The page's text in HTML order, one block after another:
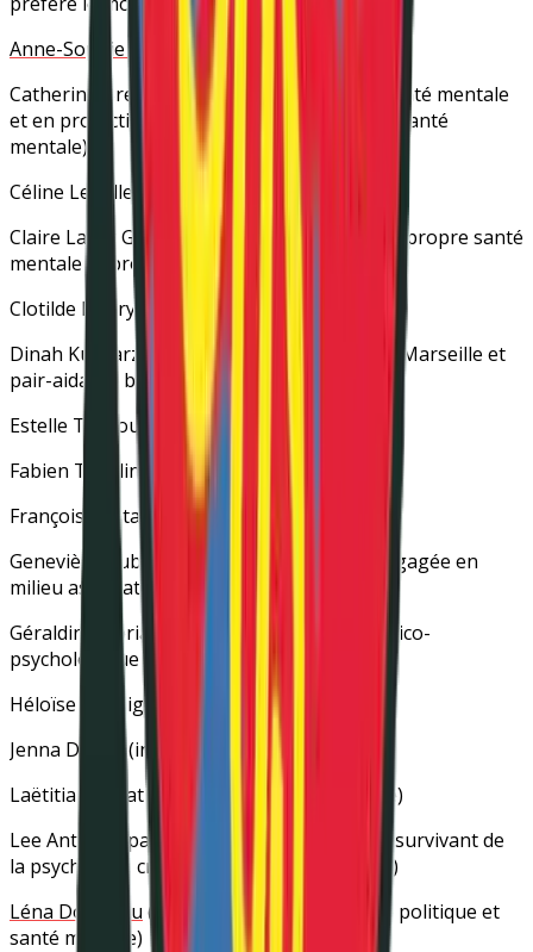
Anne-Sophie Landou
(créative)
Catherine Brettes
(coach, pair-aidante en santé mentale
et en protection de l’enfance, secouriste en santé
mentale)
Céline Letailleur
(folle douce et furieuse)
Claire Labat Garriaux
(challengeuse pour sa propre santé
mentale et proche aidante)
Clotilde Henry (survivante de la psychiatrie)
Dinah Kucharzewski
(étudiante au
à Marseille et
pair-aidante bénévole chez
ESPER PRO
Estelle Treboux
(alliée de la cause)
Fabien Turblin (animateur de GEM)
François Testa (éducateur spécialisé)
Geneviève Auboiroux
(proche aidante et engagée en
milieu associatif)
Géraldine Doriath
(infirmière en centre médico-
psychologique à Paris)
Héloïse Koenig(autrice du livre
Jenna Deguy (infirmière diplômée d’État)
Laëtitia Gaspat(survivante de la psychiatrie)
Lee Antoine
(pair-aidant en santé mentale, survivant de
la psychiatrie, créateur d’
En Tant Que Telle)
Léna Dormeau (chercheuse en philosophie politique et
santé mentale)